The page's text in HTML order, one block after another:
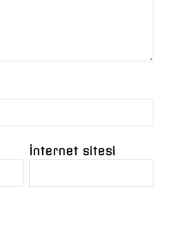
İnternet sitesi